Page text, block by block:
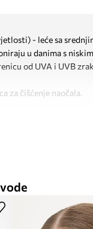
- leće sa
u danima s
od UVA i UVB
za čišćenje naočala.